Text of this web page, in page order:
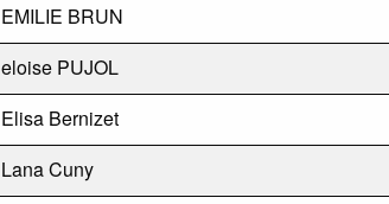
EMILIE BRUN
eloise PUJOL
Elisa Bernizet
Lana Cuny